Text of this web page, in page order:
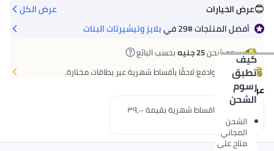
عرض الخيارات
عرض الكل
أفضل المنتجات#29 فيبلايز وتيشيرتات البنات
رسوم شحن25 جنيه بحسب البائع كيف
تطبق
رسوم
الشحن
الشحن
المجاني
متاح على
اشتر الآن وادفع لاحقًا بأقساط شهرية عبر بطاقات مختارة.
عروض الدفع
إدفع 3 اقساط شهرية بقيمة ٣٩٫٠٠
جنيه.